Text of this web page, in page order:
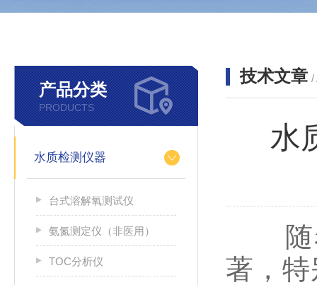
产品分类
PRODUCTS
水质检测仪器
台式溶解氧测试仪
氨氮测定仪（非医用）
TOC分析仪
技术文章 /
水
随着
著，